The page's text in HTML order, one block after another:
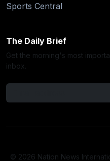
Sports Central
The Daily Brief
Get the morning's most
inbox.
© 2026 Nation News